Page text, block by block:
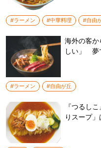
#ラーメン #中華料理 #自由
海外の客か
しい」 夢
ースの『
#ラーメン #自由が丘
『つるし
りスープ